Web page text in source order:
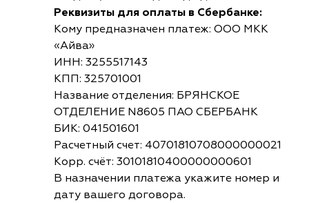
Реквизиты для оплаты в Сбербанке:
Кому предназначен платеж: ООО МКК
«Айва»
ИНН: 3255517143
КПП: 325701001
Название отделения: БРЯНСКОЕ
ОТДЕЛЕНИЕ N8605 ПАО СБЕРБАНК
БИК: 041501601
Расчетный счет: 40701810708000000021
Корр. счёт: 30101810400000000601
В назначении платежа укажите номер и
дату вашего договора.